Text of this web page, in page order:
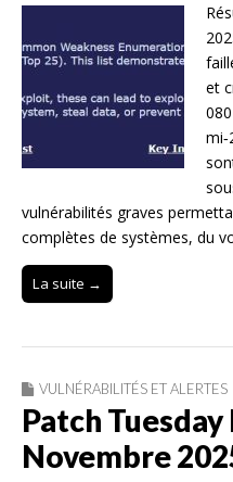
et
vulnérabilités graves
complètes de systèmes, du
La suite →
VULNÉRABILITÉS ET ALERTES
Patch
Novembre